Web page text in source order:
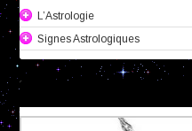
L’Astrologie
Signes Astrologiques